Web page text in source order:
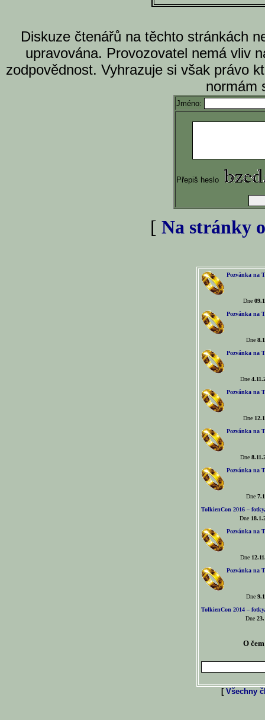
Diskuze čtenářů na těchto stránkách
upravována. Provozovatel nemá vliv
zodpovědnost. Vyhrazuje si však právo
normám
Jméno:
Přepiš heslo
[ Na stránky
Pozvánka na
Dne
Pozvánka na
Dne
Pozvánka na
Dne
Pozvánka na
Dne
Pozvánka na
Dne
Pozvánka na
Dne
TolkienCon 2016 –
Dne
Pozvánka na
Dne
Pozvánka na
Dne
TolkienCon 2014 –
Dne
O
[ Všechny